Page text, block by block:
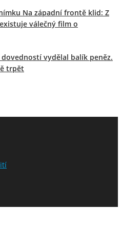
Na západní frontě klid: Z
válečný film o
vydělal balík peněz.
trpět